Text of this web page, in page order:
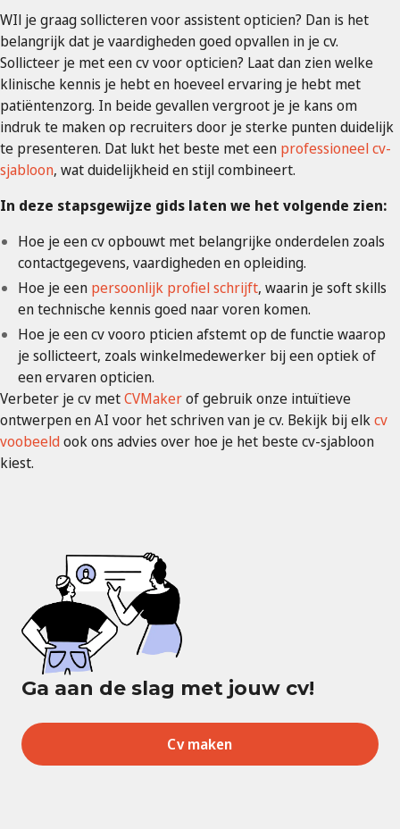
WIl je graag sollicteren voor assistent opticien? Dan is het
belangrijk dat je vaardigheden goed opvallen in je cv.
Sollicteer je met een cv voor opticien? Laat dan zien welke
klinische kennis je hebt en hoeveel ervaring je hebt met
patiëntenzorg. In beide gevallen vergroot je je kans om
indruk te maken op recruiters door je sterke punten duidelijk
te presenteren. Dat lukt het beste met een professioneel cv-
sjabloon, wat duidelijkheid en stijl combineert.
In deze stapsgewijze gids laten we het volgende zien:
Hoe je een cv opbouwt met belangrijke onderdelen zoals
contactgegevens, vaardigheden en opleiding.
Hoe je een persoonlijk profiel schrijft, waarin je soft skills
en technische kennis goed naar voren komen.
Hoe je een cv vooro pticien afstemt op de functie waarop
je sollicteert, zoals winkelmedewerker bij een optiek of
een ervaren opticien.
Verbeter je cv metCVMakerof gebruik onze intuïtieve
ontwerpen en AI voor het schriven van je cv. Bekijk bij elkcv
voobeeldook ons advies over hoe je het beste cv-sjabloon
kiest.
Ga aan de slag met jouw cv!
Cv maken